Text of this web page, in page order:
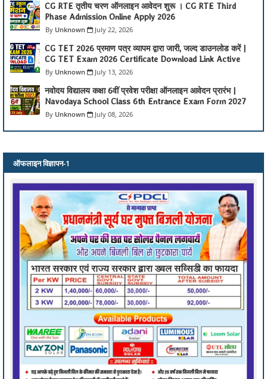
CG RTE तृतीय चरण ऑनलाइन आवेदन शुरू । CG RTE Third
Phase Admission Online Apply 2026
Unknown July 22, 2026
CG TET 2026 प्रमाण पत्र व्यापम द्वारा जारी, जल्द डाउनलोड करें |
CG TET Exam 2026 Certificate Download Link Active
Unknown July 13, 2026
नवोदय विद्यालय कक्षा 6वीं प्रवेश परीक्षा ऑनलाइन आवेदन प्रारंभ |
Navodaya School Class 6th Entrance Exam Form 2027
Unknown July 08, 2026
ऑफलाइन विज्ञापन-1